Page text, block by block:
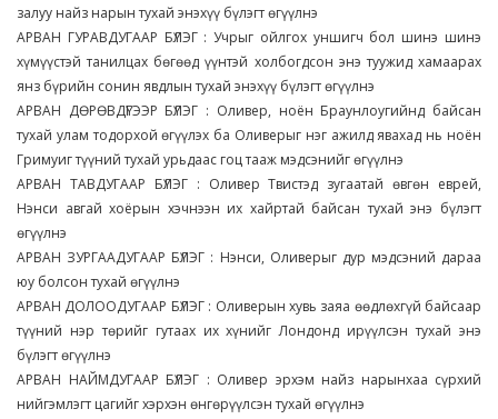
залуу найз нарын тухай энэхүү бүлэгт өгүүлнэ
АРВАН ГУРАВДУГААР БҮЛЭГ : Учрыг ойлгох уншигч бол шинэ шинэ
хүмүүстэй танилцах бөгөөд үүнтэй холбогдсон энэ туужид хамаарах
янз бүрийн сонин явдлын тухай энэхүү бүлэгт өгүүлнэ
АРВАН ДӨРӨВДҮГЭЭР БҮЛЭГ : Оливер, ноён Браунлоугийнд байсан
тухай улам тодорхой өгүүлэх ба Оливерыг нэг ажилд явахад нь ноён
Гримуиг түүний тухай урьдаас гоц тааж мэдсэнийг өгүүлнэ
АРВАН ТАВДУГААР БҮЛЭГ : Оливер Твистэд зугаатай өвгөн еврей,
Нэнси авгай хоёрын хэчнээн их хайртай байсан тухай энэ бүлэгт
өгүүлнэ
АРВАН ЗУРГААДУГААР БҮЛЭГ : Нэнси, Оливерыг дур мэдсэний дараа
юу болсон тухай өгүүлнэ
АРВАН ДОЛООДУГААР БҮЛЭГ : Оливерын хувь заяа өөдлөхгүй байсаар
түүний нэр төрийг гутаах их хүнийг Лондонд ирүүлсэн тухай энэ
бүлэгт өгүүлнэ
АРВАН НАЙМДУГААР БҮЛЭГ : Оливер эрхэм найз нарынхаа сүрхий
нийгэмлэгт цагийг хэрхэн өнгөрүүлсэн тухай өгүүлнэ